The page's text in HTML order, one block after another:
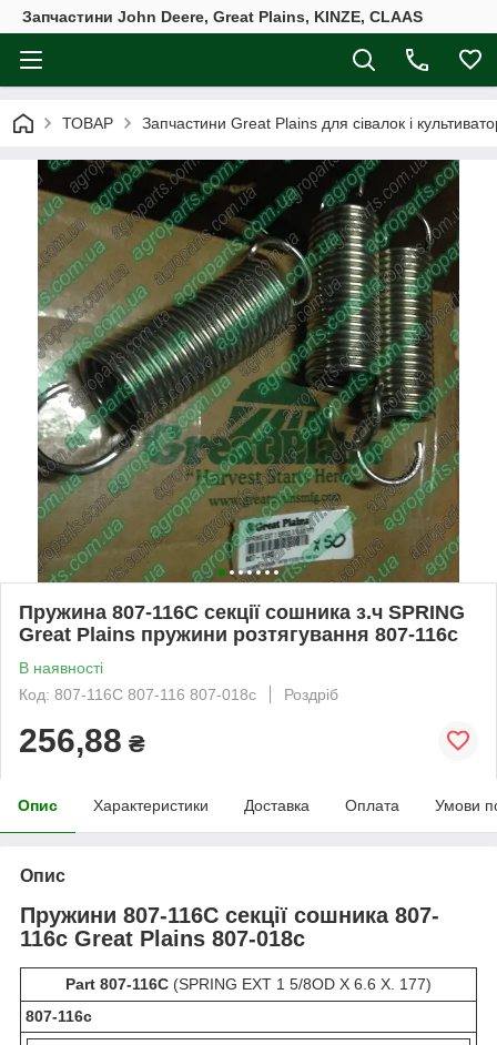
Запчастини John Deere, Great Plains, KINZE, CLAAS
ТОВАР Запчастини Great Plains для сівалок і
Пружина 807-116C секції сошника з.ч SPRING
Great Plains пружини розтягування 807-116с
В наявності
Код: 807-116С 807-116 807-018c
Роздріб
256,88 ₴
Опис Характеристики Доставка Оплата Умови
Опис
Пружини 807-116C секції сошника 807-
116с Great Plains 807-018с
Part 807-116C (SPRING EXT 1 5/8OD X 6.6 X. 177)
807-116с